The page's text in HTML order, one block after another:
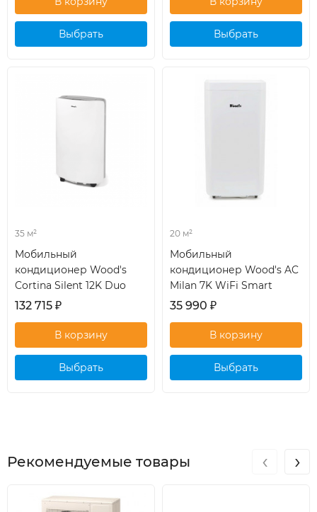
Выбрать
Выбрать
35 м²
Мобильный
кондиционер Wood's
Cortina Silent 12K Duo
132 715 ₽
Выбрать
20 м²
Мобильный
кондиционер Wood's AC
Milan 7K WiFi Smart
35 990 ₽
Выбрать
Рекомендуемые товары ‹ ›